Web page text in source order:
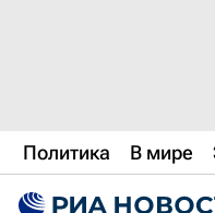
Политика В мире